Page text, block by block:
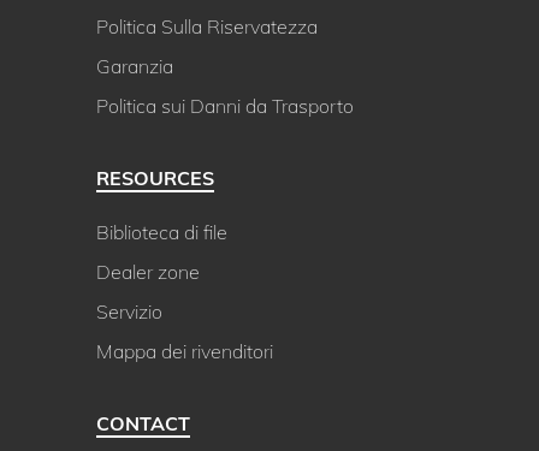
Politica Sulla Riservatezza
Garanzia
Politica sui Danni da Trasporto
RESOURCES
Biblioteca di file
Dealer zone
Servizio
Mappa dei rivenditori
CONTACT